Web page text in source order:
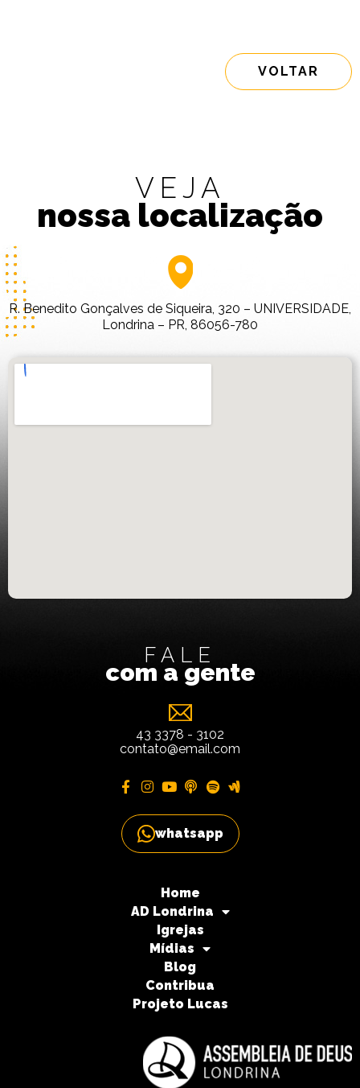
VOLTAR
VEJA
nossa localização
R. Benedito Gonçalves de Siqueira, 320 – UNIVERSIDADE,
Londrina – PR, 86056-780
FALE
com a gente
43 3378 - 3102
contato@email.com
whatsapp
Home
AD Londrina
Igrejas
Mídias
Blog
Contribua
Projeto Lucas